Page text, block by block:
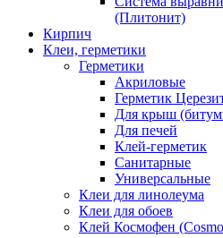
(Плитонит)
Кирпич
Клеи, герметики
Герметики
Акриловые
Герметик
Для крыш
Для печей
Клей-герметик
Санитарные
Универсальные
Клеи для линолеума
Клеи для обоев
Клей Космофен